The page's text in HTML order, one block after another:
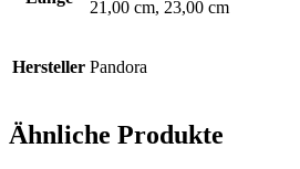
21,00 cm, 23,00 cm
Hersteller Pandora
Ähnliche Produkte